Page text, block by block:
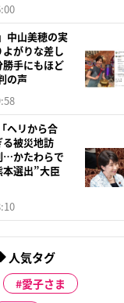
中山美穂の実
がりな差し
手にもほど
の声
ヘリから合
被災地訪
…かたわらで
選出”大臣
人気タグ
愛子さま